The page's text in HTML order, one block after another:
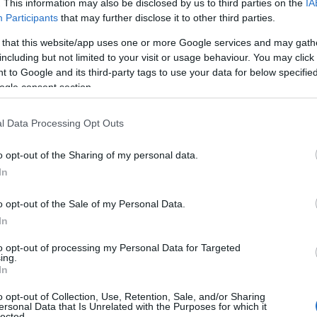
This information may also be disclosed by us to third parties on the
Participants that may further disclose it to other third parties.
that this website/app uses one or more Google services and may
but not limited to your visit or usage behaviour. You may
to Google and its third-party tags to use your data for below
consent section.
Data Processing Opt Outs
opt-out of the Sharing of my personal data.
opt-out of the Sale of my Personal Data.
opt-out of processing my Personal Data for Targeted
opt-out of Collection, Use, Retention, Sale, and/or Sharing
Data that Is Unrelated with the Purposes for which it
elhelyezni, illetve némiképp bemutatni a
ki a verbunkos, illetve bemutatunk szólistapárbajokat is.
meglepetés, mert ezek a
jórészt a
is. Ilyen például a csárdás. Már csak azért is, mert az
kimondottan cigányzenekarokra írtak, szóval